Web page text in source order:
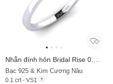
Bạc 925 & Kim Cương Nâu
0.1 crt - VS1